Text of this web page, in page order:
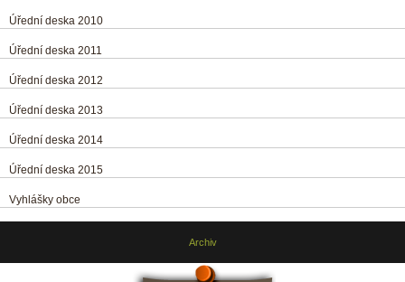
Úřední deska 2010
Úřední deska 2011
Úřední deska 2012
Úřední deska 2013
Úřední deska 2014
Úřední deska 2015
Vyhlášky obce
Archiv